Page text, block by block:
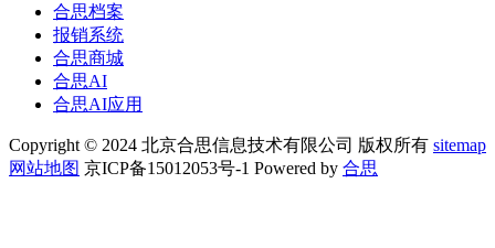
合思档案
报销系统
合思商城
合思AI
合思AI应用
Copyright © 2024 北京合思信息技术有限公司 版权所有 sitemap
网站地图 京ICP备15012053号-1 Powered by 合思